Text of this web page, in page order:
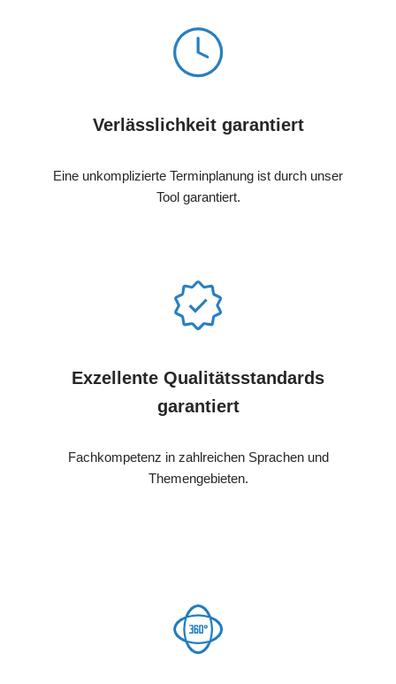
Verlässlichkeit garantiert
Eine unkomplizierte Terminplanung ist durch unser
Tool garantiert.
Exzellente Qualitätsstandards
garantiert
Fachkompetenz in zahlreichen Sprachen und
Themengebieten.